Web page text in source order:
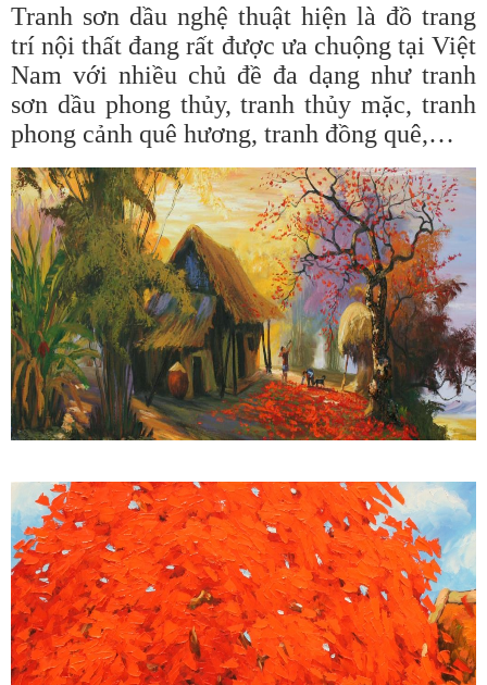
Tranh sơn dầu nghệ thuật hiện là đồ trang
trí nội thất đang rất được ưa chuộng tại Việt
Nam với nhiều chủ đề đa dạng như tranh
sơn dầu phong thủy, tranh thủy mặc, tranh
phong cảnh quê hương, tranh đồng quê,…